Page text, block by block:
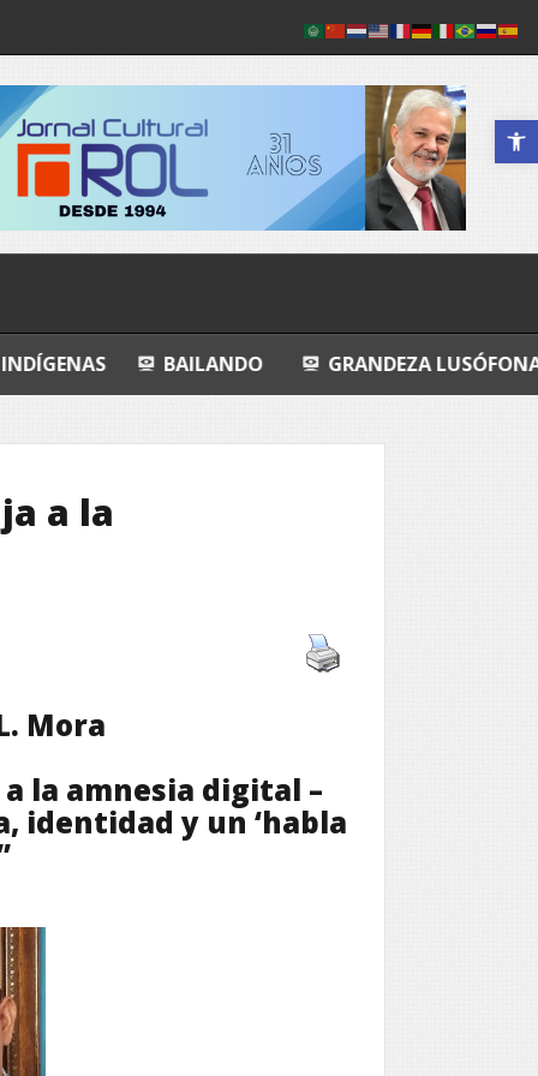
Abrir a
BAILANDO GRANDEZA LUSÓFONA E EXPO-
a la
Mora
la amnesia digital –
identidad y un ‘habla